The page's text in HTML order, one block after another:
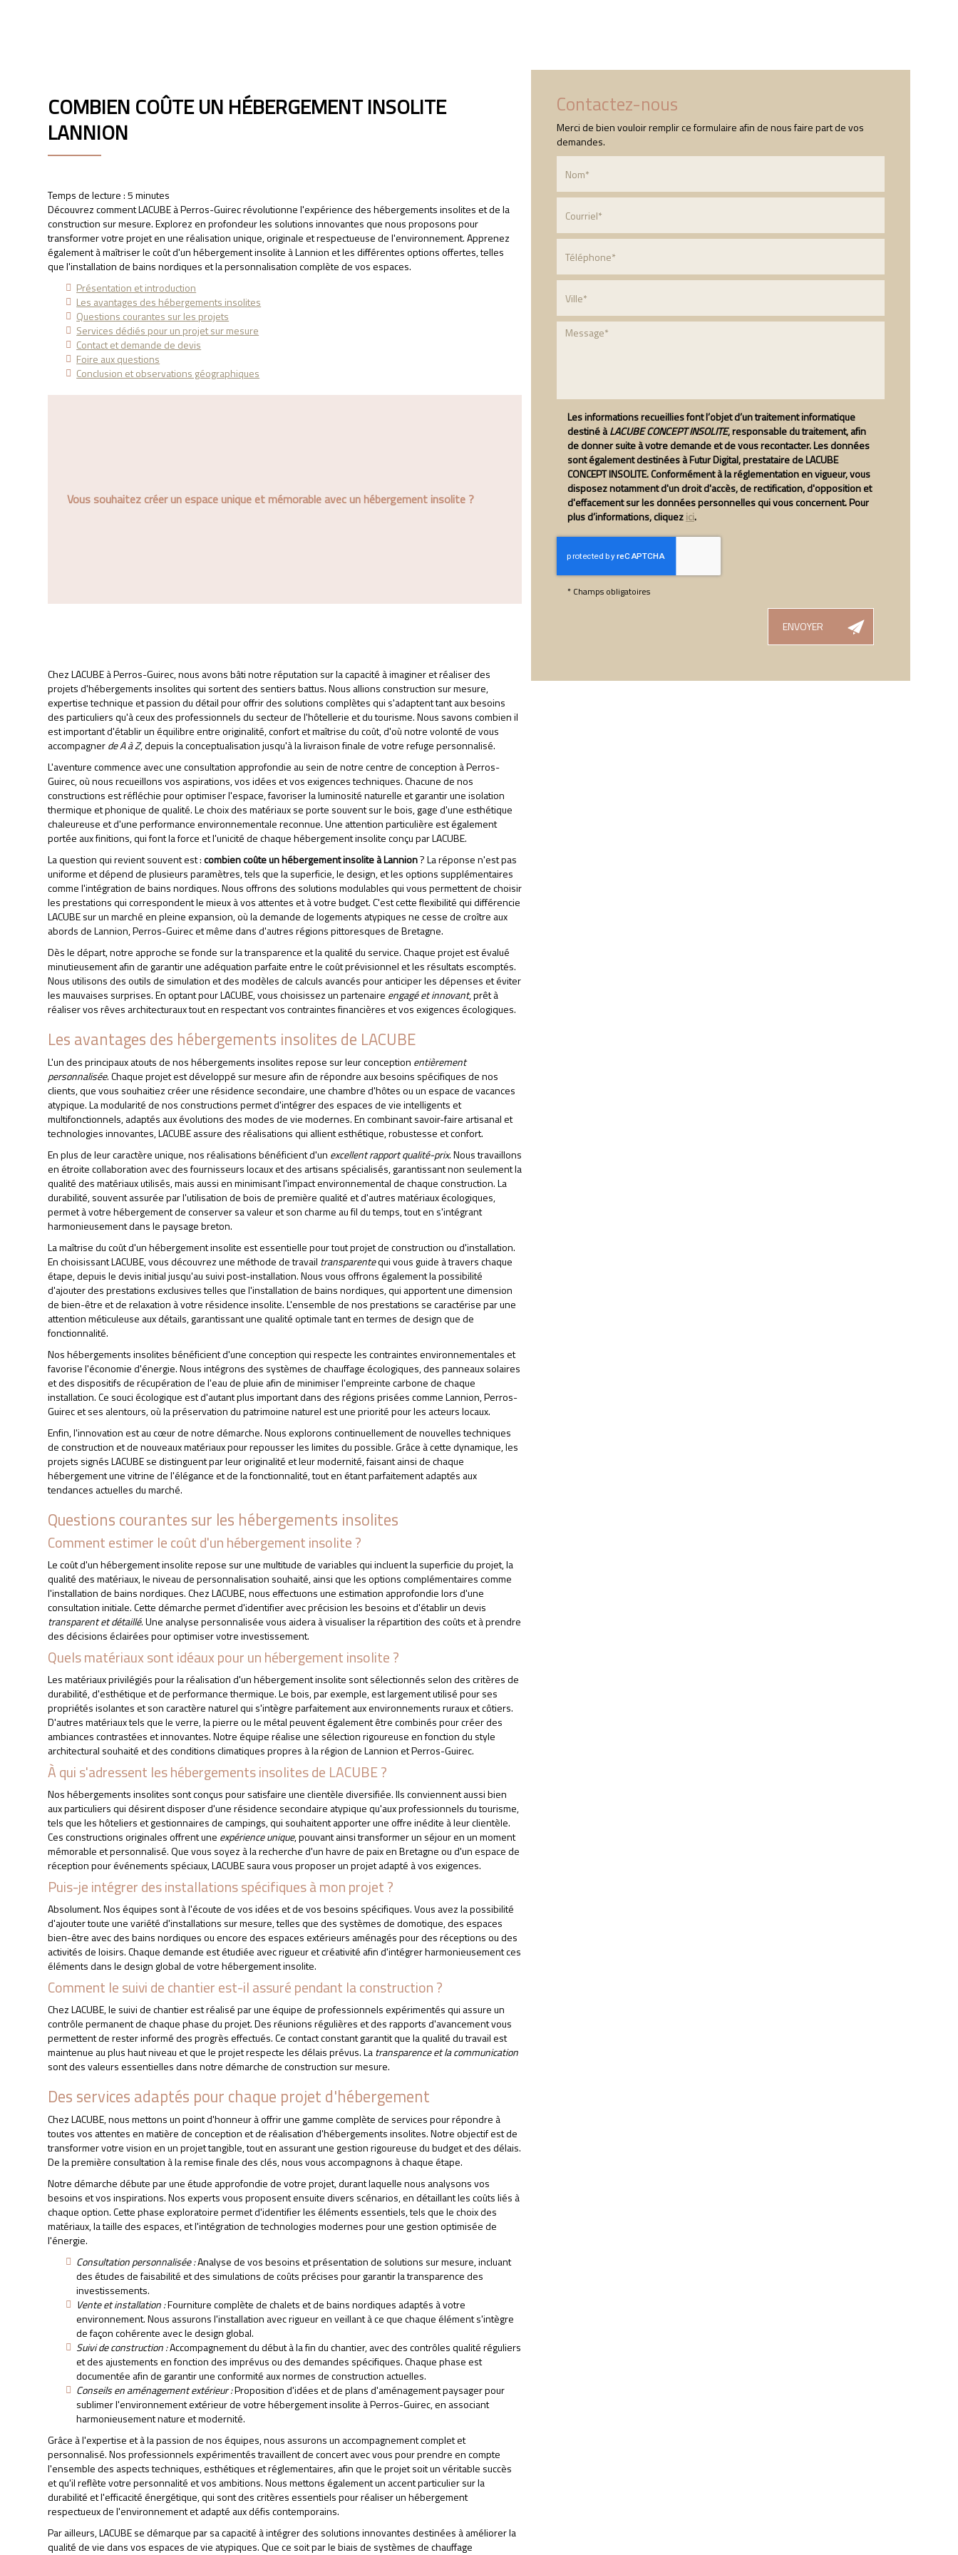
COMBIEN COÛTE UN HÉBERGEMENT INSOLITE LANNION
COMBIEN COÛTE UN HÉBERGEMENT INSOLITE
LANNION
Temps de lecture : 5 minutes
Découvrez comment LACUBE à Perros-Guirec révolutionne l'expérience des hébergements insolites et de la
construction sur mesure. Explorez en profondeur les solutions innovantes que nous proposons pour
transformer votre projet en une réalisation unique, originale et respectueuse de l'environnement. Apprenez
également à maîtriser le coût d'un hébergement insolite à Lannion et les différentes options offertes, telles
que l'installation de bains nordiques et la personnalisation complète de vos espaces.
Présentation et introduction
Les avantages des hébergements insolites
Questions courantes sur les projets
Services dédiés pour un projet sur mesure
Contact et demande de devis
Foire aux questions
Conclusion et observations géographiques
Vous souhaitez créer un espace unique et mémorable avec un hébergement insolite ?
Chez LACUBE à Perros-Guirec, nous avons bâti notre réputation sur la capacité à imaginer et réaliser des
projets d'hébergements insolites qui sortent des sentiers battus. Nous allions construction sur mesure,
expertise technique et passion du détail pour offrir des solutions complètes qui s'adaptent tant aux besoins
des particuliers qu'à ceux des professionnels du secteur de l'hôtellerie et du tourisme. Nous savons combien il
est important d'établir un équilibre entre originalité, confort et maîtrise du coût, d'où notre volonté de vous
accompagnerde A à Z, depuis la conceptualisation jusqu'à la livraison finale de votre refuge personnalisé.
L'aventure commence avec une consultation approfondie au sein de notre centre de conception à Perros-
Guirec, où nous recueillons vos aspirations, vos idées et vos exigences techniques. Chacune de nos
constructions est réfléchie pour optimiser l'espace, favoriser la luminosité naturelle et garantir une isolation
thermique et phonique de qualité. Le choix des matériaux se porte souvent sur le bois, gage d'une esthétique
chaleureuse et d'une performance environnementale reconnue. Une attention particulière est également
portée aux finitions, qui font la force et l'unicité de chaque hébergement insolite conçu par LACUBE.
La question qui revient souvent est :combien coûte un hébergement insolite à Lannion? La réponse n'est pas
uniforme et dépend de plusieurs paramètres, tels que la superficie, le design, et les options supplémentaires
comme l'intégration de bains nordiques. Nous offrons des solutions modulables qui vous permettent de choisir
les prestations qui correspondent le mieux à vos attentes et à votre budget. C'est cette flexibilité qui différencie
LACUBE sur un marché en pleine expansion, où la demande de logements atypiques ne cesse de croître aux
abords de Lannion, Perros-Guirec et même dans d'autres régions pittoresques de Bretagne.
Dès le départ, notre approche se fonde sur la transparence et la qualité du service. Chaque projet est évalué
minutieusement afin de garantir une adéquation parfaite entre le coût prévisionnel et les résultats escomptés.
Nous utilisons des outils de simulation et des modèles de calculs avancés pour anticiper les dépenses et éviter
les mauvaises surprises. En optant pour LACUBE, vous choisissez un partenaire engagé et innovant, prêt à
réaliser vos rêves architecturaux tout en respectant vos contraintes financières et vos exigences écologiques.
Les avantages des hébergements insolites de LACUBE
L'un des principaux atouts de nos hébergements insolites repose sur leur conception entièrement
personnalisée. Chaque projet est développé sur mesure afin de répondre aux besoins spécifiques de nos
clients, que vous souhaitiez créer une résidence secondaire, une chambre d'hôtes ou un espace de vacances
atypique. La modularité de nos constructions permet d'intégrer des espaces de vie intelligents et
multifonctionnels, adaptés aux évolutions des modes de vie modernes. En combinant savoir-faire artisanal et
technologies innovantes, LACUBE assure des réalisations qui allient esthétique, robustesse et confort.
En plus de leur caractère unique, nos réalisations bénéficient d'un excellent rapport qualité-prix. Nous travaillons
en étroite collaboration avec des fournisseurs locaux et des artisans spécialisés, garantissant non seulement la
qualité des matériaux utilisés, mais aussi en minimisant l'impact environnemental de chaque construction. La
durabilité, souvent assurée par l'utilisation de bois de première qualité et d'autres matériaux écologiques,
permet à votre hébergement de conserver sa valeur et son charme au fil du temps, tout en s'intégrant
harmonieusement dans le paysage breton.
La maîtrise du coût d'un hébergement insolite est essentielle pour tout projet de construction ou d'installation.
En choisissant LACUBE, vous découvrez une méthode de travail transparentequi vous guide à travers chaque
étape, depuis le devis initial jusqu'au suivi post-installation. Nous vous offrons également la possibilité
d'ajouter des prestations exclusives telles que l'installation de bains nordiques, qui apportent une dimension
de bien-être et de relaxation à votre résidence insolite. L'ensemble de nos prestations se caractérise par une
attention méticuleuse aux détails, garantissant une qualité optimale tant en termes de design que de
fonctionnalité.
Nos hébergements insolites bénéficient d'une conception qui respecte les contraintes environnementales et
favorise l'économie d'énergie. Nous intégrons des systèmes de chauffage écologiques, des panneaux solaires
et des dispositifs de récupération de l'eau de pluie afin de minimiser l'empreinte carbone de chaque
installation. Ce souci écologique est d'autant plus important dans des régions prisées comme Lannion, Perros-
Guirec et ses alentours, où la préservation du patrimoine naturel est une priorité pour les acteurs locaux.
Enfin, l'innovation est au cœur de notre démarche. Nous explorons continuellement de nouvelles techniques
de construction et de nouveaux matériaux pour repousser les limites du possible. Grâce à cette dynamique, les
projets signés LACUBE se distinguent par leur originalité et leur modernité, faisant ainsi de chaque
hébergement une vitrine de l'élégance et de la fonctionnalité, tout en étant parfaitement adaptés aux
tendances actuelles du marché.
Questions courantes sur les hébergements insolites
Comment estimer le coût d'un hébergement insolite ?
Le coût d'un hébergement insolite repose sur une multitude de variables qui incluent la superficie du projet, la
qualité des matériaux, le niveau de personnalisation souhaité, ainsi que les options complémentaires comme
l'installation de bains nordiques. Chez LACUBE, nous effectuons une estimation approfondie lors d'une
consultation initiale. Cette démarche permet d'identifier avec précision les besoins et d'établir un devis
transparent et détaillé. Une analyse personnalisée vous aidera à visualiser la répartition des coûts et à prendre
des décisions éclairées pour optimiser votre investissement.
Quels matériaux sont idéaux pour un hébergement insolite ?
Les matériaux privilégiés pour la réalisation d'un hébergement insolite sont sélectionnés selon des critères de
durabilité, d'esthétique et de performance thermique. Le bois, par exemple, est largement utilisé pour ses
propriétés isolantes et son caractère naturel qui s'intègre parfaitement aux environnements ruraux et côtiers.
D'autres matériaux tels que le verre, la pierre ou le métal peuvent également être combinés pour créer des
ambiances contrastées et innovantes. Notre équipe réalise une sélection rigoureuse en fonction du style
architectural souhaité et des conditions climatiques propres à la région de Lannion et Perros-Guirec.
À qui s'adressent les hébergements insolites de LACUBE ?
Nos hébergements insolites sont conçus pour satisfaire une clientèle diversifiée. Ils conviennent aussi bien
aux particuliers qui désirent disposer d'une résidence secondaire atypique qu'aux professionnels du tourisme,
tels que les hôteliers et gestionnaires de campings, qui souhaitent apporter une offre inédite à leur clientèle.
Ces constructions originales offrent une expérience unique, pouvant ainsi transformer un séjour en un moment
mémorable et personnalisé. Que vous soyez à la recherche d'un havre de paix en Bretagne ou d'un espace de
réception pour événements spéciaux, LACUBE saura vous proposer un projet adapté à vos exigences.
Puis-je intégrer des installations spécifiques à mon projet ?
Absolument. Nos équipes sont à l'écoute de vos idées et de vos besoins spécifiques. Vous avez la possibilité
d'ajouter toute une variété d'installations sur mesure, telles que des systèmes de domotique, des espaces
bien-être avec des bains nordiques ou encore des espaces extérieurs aménagés pour des réceptions ou des
activités de loisirs. Chaque demande est étudiée avec rigueur et créativité afin d'intégrer harmonieusement ces
éléments dans le design global de votre hébergement insolite.
Comment le suivi de chantier est-il assuré pendant la construction ?
Chez LACUBE, le suivi de chantier est réalisé par une équipe de professionnels expérimentés qui assure un
contrôle permanent de chaque phase du projet. Des réunions régulières et des rapports d'avancement vous
permettent de rester informé des progrès effectués. Ce contact constant garantit que la qualité du travail est
maintenue au plus haut niveau et que le projet respecte les délais prévus. Latransparence et la communication
sont des valeurs essentielles dans notre démarche de construction sur mesure.
Des services adaptés pour chaque projet d'hébergement
Chez LACUBE, nous mettons un point d'honneur à offrir une gamme complète de services pour répondre à
toutes vos attentes en matière de conception et de réalisation d'hébergements insolites. Notre objectif est de
transformer votre vision en un projet tangible, tout en assurant une gestion rigoureuse du budget et des délais.
De la première consultation à la remise finale des clés, nous vous accompagnons à chaque étape.
Notre démarche débute par une étude approfondie de votre projet, durant laquelle nous analysons vos
besoins et vos inspirations. Nos experts vous proposent ensuite divers scénarios, en détaillant les coûts liés à
chaque option. Cette phase exploratoire permet d'identifier les éléments essentiels, tels que le choix des
matériaux, la taille des espaces, et l'intégration de technologies modernes pour une gestion optimisée de
l'énergie.
Consultation personnalisée :Analyse de vos besoins et présentation de solutions sur mesure, incluant
des études de faisabilité et des simulations de coûts précises pour garantir la transparence des
investissements.
Vente et installation :Fourniture complète de chalets et de bains nordiques adaptés à votre
environnement. Nous assurons l'installation avec rigueur en veillant à ce que chaque élément s'intègre
de façon cohérente avec le design global.
Suivi de construction :Accompagnement du début à la fin du chantier, avec des contrôles qualité réguliers
et des ajustements en fonction des imprévus ou des demandes spécifiques. Chaque phase est
documentée afin de garantir une conformité aux normes de construction actuelles.
Conseils en aménagement extérieur :Proposition d'idées et de plans d'aménagement paysager pour
sublimer l'environnement extérieur de votre hébergement insolite à Perros-Guirec, en associant
harmonieusement nature et modernité.
Grâce à l'expertise et à la passion de nos équipes, nous assurons un accompagnement complet et
personnalisé. Nos professionnels expérimentés travaillent de concert avec vous pour prendre en compte
l'ensemble des aspects techniques, esthétiques et réglementaires, afin que le projet soit un véritable succès
et qu'il reflète votre personnalité et vos ambitions. Nous mettons également un accent particulier sur la
durabilité et l'efficacité énergétique, qui sont des critères essentiels pour réaliser un hébergement
respectueux de l'environnement et adapté aux défis contemporains.
Par ailleurs, LACUBE se démarque par sa capacité à intégrer des solutions innovantes destinées à améliorer la
qualité de vie dans vos espaces de vie atypiques. Que ce soit par le biais de systèmes de chauffage
Contactez-nous
Merci de bien vouloir remplir ce formulaire afin de nous faire part de vos
demandes.
Les informations recueillies font l’objet d’un traitement informatique
destiné àLACUBE CONCEPT INSOLITE, responsable du traitement, afin
de donner suite à votre demande et de vous recontacter. Les données
sont également destinées à Futur Digital, prestataire de LACUBE
CONCEPT INSOLITE. Conformément à la réglementation en vigueur, vous
disposez notamment d'un droit d'accès, de rectification, d'opposition et
d'effacement sur les données personnelles qui vous concernent. Pour
plus d’informations, cliquezici.
* Champs obligatoires